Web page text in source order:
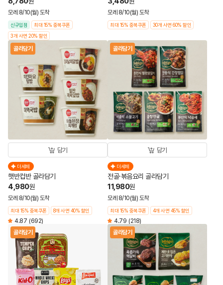
모레 8/10(월) 도착
신규입점
최대 15% 중복쿠폰
3개 사면 20% 할인
모레 8/10(월) 도착
최대 15% 중복쿠폰 30개 사면 60% 할인
골라담기
담기
더세페
햇반컵반 골라담기
4,980원
모레 8/10(월) 도착
최대 15% 중복쿠폰 8개 사면 40% 할인
4.87 (692)
골라담기
담기
더세페
전골·볶음요리 골라담기
11,980원
모레 8/10(월) 도착
최대 15% 중복쿠폰 4개 사면 45% 할인
4.79 (218)
골라담기
골라담기